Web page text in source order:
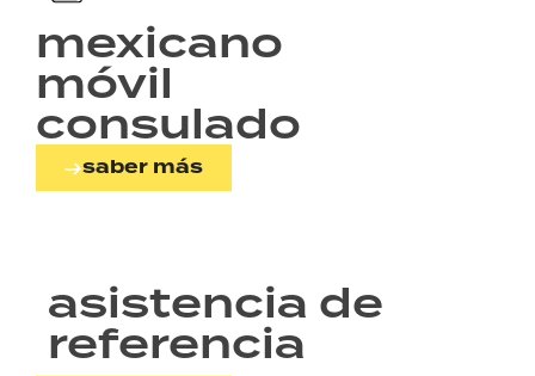
mexicano
móvil
consulado
saber más
asistencia de
referencia